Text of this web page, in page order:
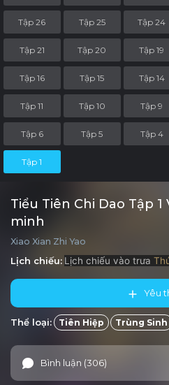
Tập 26 Tập 25 Tập 24
Tập 21 Tập 20 Tập 19
Tập 16 Tập 15 Tập 14
Tập 11 Tập 10 Tập 9
Tập 6 Tập 5 Tập 4
Tập 1
Tiểu Tiên Chi Dao Tập
minh
Xiao Xian Zhi Yao
Lịch chiếu: Lịch chiếu vào trưa
Yêu
Thể loại: Tiên Hiệp Trùng Sinh
Bình luận (306)